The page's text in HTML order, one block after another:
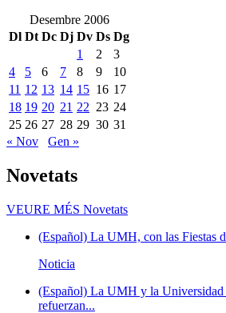
Desembre 2006
Dl Dt Dc Dj Dv Ds Dg
1
2
3
4
5 6 7 8 9
10
11 12 13 14 15 16 17
18 19 20 21 22 23 24
25 26 27 28 29 30 31
« Nov
Gen »
Novetats
VEURE MÉS Novetats
(Español) La UMH, con las Fiestas
Noticia
(Español) La UMH y la Universidad
refuerzan...